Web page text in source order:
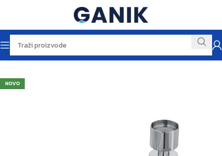
Početna Baterije
NOVO